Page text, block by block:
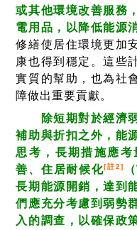
或其他環境改善服務
電用品，以降低能源
修繕使居住環境更加
康也得到穩定。這些
實質的幫助，也為社
障做出重要貢獻。
除短期對於經濟
補助與折扣之外，能
思考，長期措施應
善、住居耐候化[註2]
長期能源開銷，達到
們應充分考慮到弱勢
入的調查，以確保政